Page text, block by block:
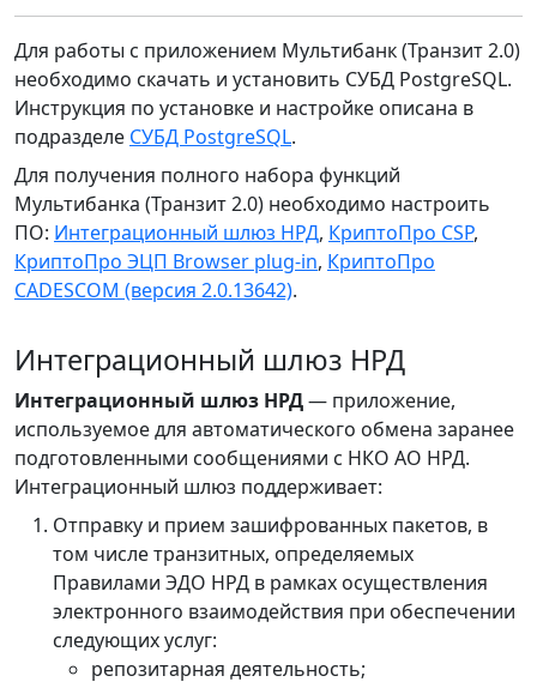
Для работы с приложением Мультибанк (Транзит 2.0)
необходимо скачать и установить СУБД PostgreSQL.
Инструкция по установке и настройке описана в
подразделе СУБД PostgreSQL.
Для получения полного набора функций
Мультибанка (Транзит 2.0) необходимо настроить
ПО: Интеграционный шлюз НРД, КриптоПро CSP,
КриптоПро ЭЦП Browser plug-in, КриптоПро
CADESCOM (версия 2.0.13642).
Интеграционный шлюз НРД
Интеграционный шлюз НРД— приложение,
используемое для автоматического обмена заранее
подготовленными сообщениями с НКО АО НРД.
Интеграционный шлюз поддерживает:
Отправку и прием зашифрованных пакетов, в
том числе транзитных, определяемых
Правилами ЭДО НРД в рамках осуществления
электронного взаимодействия при обеспечении
следующих услуг:
репозитарная деятельность;